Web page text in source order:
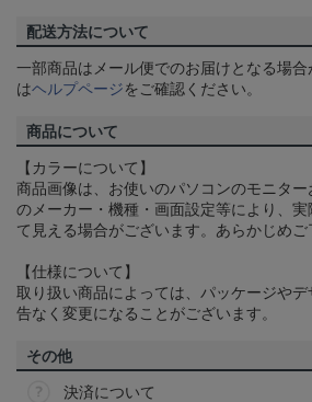
配送方法について
一部商品はメール便でのお届けとなる場合
はヘルプページをご確認ください。
商品について
【カラーについて】
商品画像は、お使いのパソコンのモニタ
のメーカー・機種・画面設定等により、
て見える場合がございます。あらかじめご
【仕様について】
取り扱い商品によっては、パッケージや
告なく変更になることがございます。
その他
決済について